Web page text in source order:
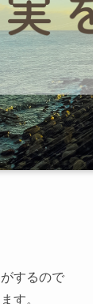
するので
す。